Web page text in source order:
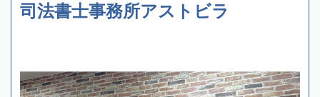
司法書士事務所アストビラ